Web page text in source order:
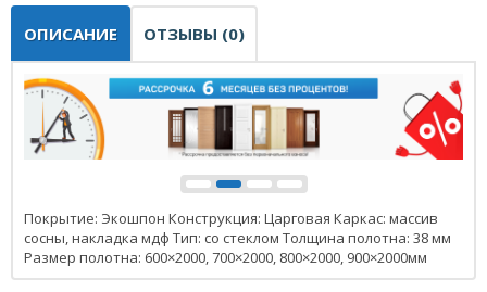
ОПИСАНИЕ ОТЗЫВЫ (0)
Покрытие: Экошпон Конструкция: Царговая Каркас: массив
сосны, накладка мдф Тип: со стеклом Толщина полотна: 38 мм
Размер полотна: 600×2000, 700×2000, 800×2000, 900×2000мм